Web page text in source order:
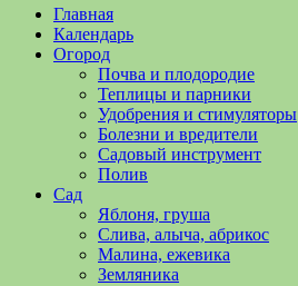
Садоводство
Огородничество
Садоводство
огородничество
полезные
уходу
овощами,
растениями
Главная
Календарь
Огород
Почва и плодородие
Теплицы и парники
Удобрения и стимуляторы
Болезни и вредители
Садовый инструмент
Полив
Сад
Яблоня, груша
Слива, алыча, абрикос
Малина, ежевика
Земляника